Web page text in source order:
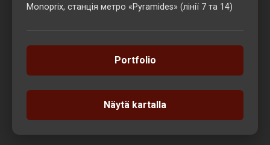
Monoprix, станція метро «Pyramides» (лінії 7 та 14)
Portfolio
Näytä kartalla